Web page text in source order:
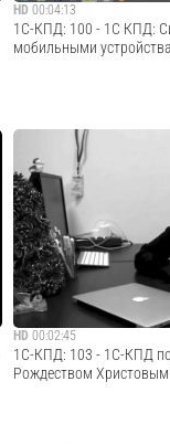
HD 00:04:13
1С-КПД: 100 - 1С КПД:
мобильными
· · · · · · · · · · · · · · · · · · · · · ·
Закажите демонстрацию
по ссылке: http://
kpd.ru/demo/
HD 00:02:45
1С-КПД: 103 - 1С-КПД
Рождеством